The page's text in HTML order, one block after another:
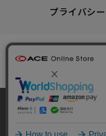
プライバシ
かば
スーツケースビジネス
充実のアフターサ
当サイトでは、サイ